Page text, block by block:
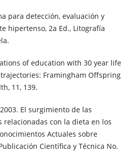
para detección, evaluación y
hipertenso, 2a Ed., Litografía
of education with 30 year life
Framingham Offspring
11, 139.
El surgimiento de las
relacionadas con la dieta en los
Actuales sobre
Científica y Técnica No.